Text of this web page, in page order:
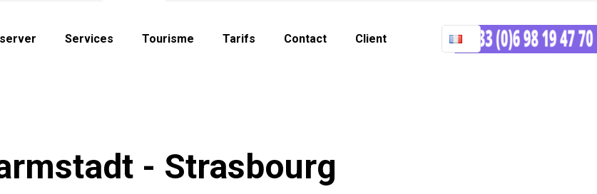
Services Tourisme Tarifs Contact Client
- Strasbourg